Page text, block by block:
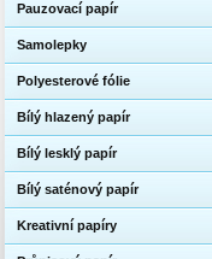
Pauzovací papír
Samolepky
Polyesterové fólie
Bílý hlazený papír
Bílý lesklý papír
Bílý saténový papír
Kreativní papíry